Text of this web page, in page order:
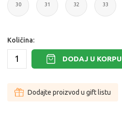
30
31 32 33
Količina:
DODAJ U KORPU
Dodajte proizvod u gift listu